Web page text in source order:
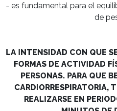
- es fundamental para el
de
LA INTENSIDAD CON QUE
FORMAS DE ACTIVIDAD
PERSONAS. PARA QUE
CARDIORRESPIRATORIA,
REALIZARSE EN